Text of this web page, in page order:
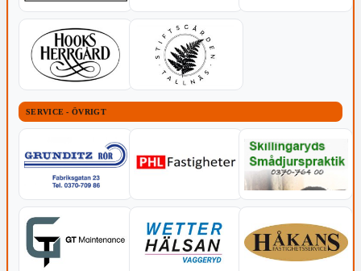
SERVICE - ÖVRIGT